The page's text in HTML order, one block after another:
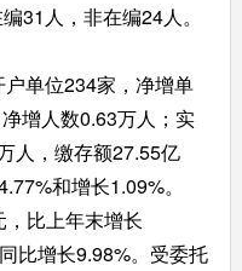
31人，非在编24人。
单位234家，净增单
增人数0.63万人；实
人，缴存额27.55亿
和增长1.09%。
比上年末增长
比增长9.98%。受委托